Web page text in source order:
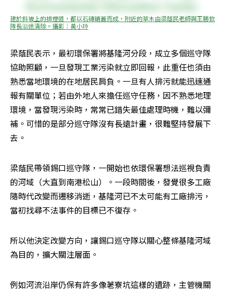
建於斜坡上的排煙道，都以石磚鋪蓋而成，附近的草木由梁蔭民老師與王勝欽
隊長沿途清除。攝影：黃小玲
梁蔭民表示，最初環保署將基隆河分段，成立多個巡守隊
協助照顧，一旦發現工業污染就立即回報，此重任也須由
熟悉當地環境的在地居民肩負。一旦有人排污就能迅速通
報有關單位；若由外地人來擔任巡守任務，因不熟悉地理
環境，當發現污染時，常常已錯失最佳處理時機，難以彌
補。可惜的是部分巡守隊沒有長遠計畫，很難堅持發展下
去。
梁蔭民帶領錫口巡守隊，一開始也依環保署想法巡視負責
的河域（大直到南港松山）。一段時間後，發覺很多工廠
隨時代改變而遷移消逝，基隆河已不太可能有工廠排污，
當初找尋不法事件的目標已不復存。
所以他決定改變方向，讓錫口巡守隊以關心整條基隆河域
為目的，擴大關注層面。
例如河流沿岸仍保有許多像荖寮坑這樣的遺跡，主管機關